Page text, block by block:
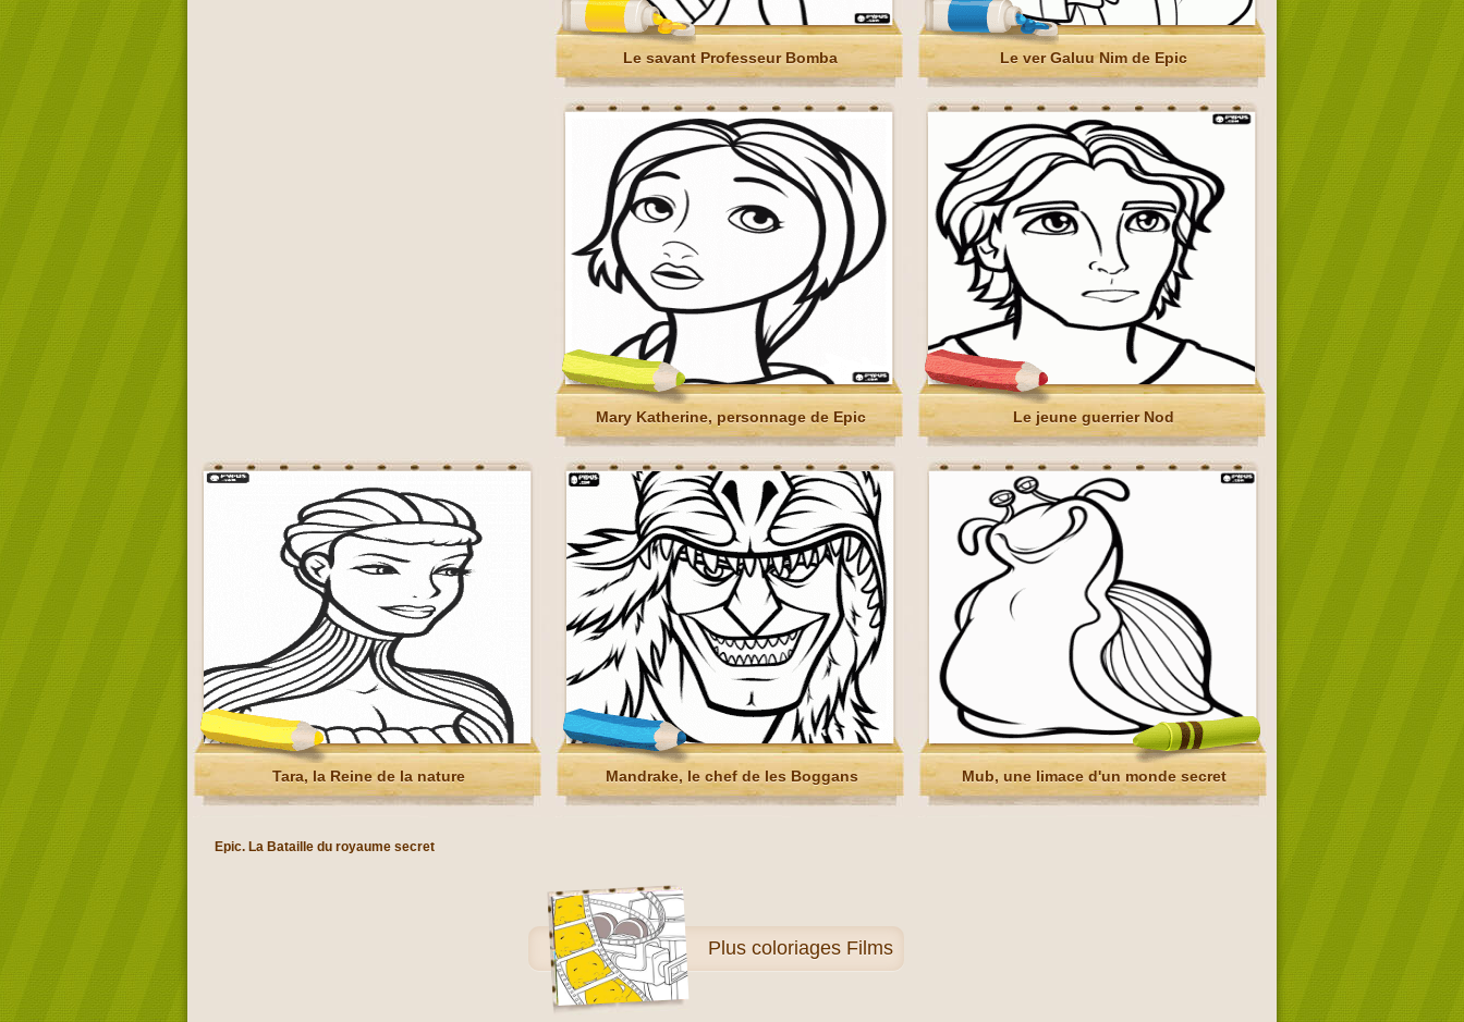
Le savant Professeur Bomba Le ver Galuu Nim de Epic
Mary Katherine, personnage de Epic Le jeune guerrier Nod
Tara, la Reine de la nature Mandrake, le chef de les Boggans Mub, une limace d'un monde secret
Epic. La Bataille du royaume secret
Plus coloriages Films